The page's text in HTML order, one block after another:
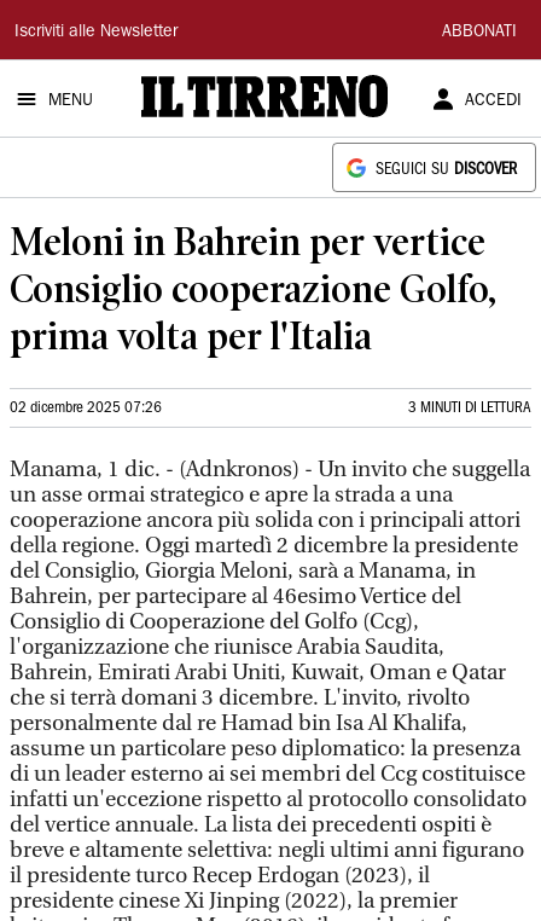
Il
Tirreno
Iscriviti alle Newsletter ABBONATI
MENU ACCEDI
SEGUICI SU DISCOVER
Meloni in Bahrein per vertice
Consiglio cooperazione Golfo,
prima volta per l'Italia
02 dicembre 2025 07:26 3 MINUTI DI LETTURA
Manama, 1 dic. - (Adnkronos) - Un invito che suggella
un asse ormai strategico e apre la strada a una
cooperazione ancora più solida con i principali attori
della regione. Oggi martedì 2 dicembre la presidente
del Consiglio, Giorgia Meloni, sarà a Manama, in
Bahrein, per partecipare al 46esimo Vertice del
Consiglio di Cooperazione del Golfo (Ccg),
l'organizzazione che riunisce Arabia Saudita,
Bahrein, Emirati Arabi Uniti, Kuwait, Oman e Qatar
che si terrà domani 3 dicembre. L'invito, rivolto
personalmente dal re Hamad bin Isa Al Khalifa,
assume un particolare peso diplomatico: la presenza
di un leader esterno ai sei membri del Ccg costituisce
infatti un'eccezione rispetto al protocollo consolidato
del vertice annuale. La lista dei precedenti ospiti è
breve e altamente selettiva: negli ultimi anni figurano
il presidente turco Recep Erdogan (2023), il
presidente cinese Xi Jinping (2022), la premier